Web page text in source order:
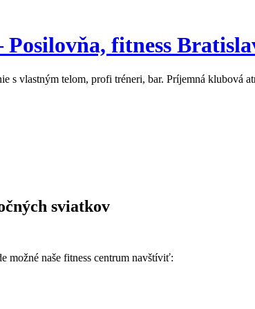
Posilovňa, fitness
s vlastným telom, profi tréneri, bar. Príjemná klubová
sviatkov
možné naše fitness centrum navštíviť: